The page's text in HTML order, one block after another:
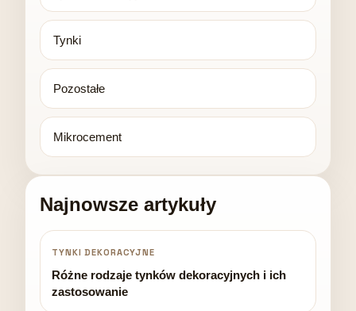
Tynki
Pozostałe
Mikrocement
Najnowsze artykuły
TYNKI DEKORACYJNE
Różne rodzaje tynków dekoracyjnych i ich
zastosowanie